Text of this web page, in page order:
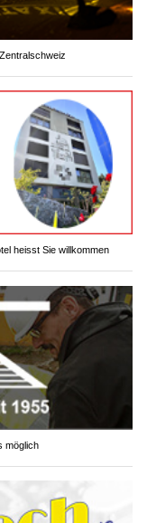
heisst Sie willkommen
möglich